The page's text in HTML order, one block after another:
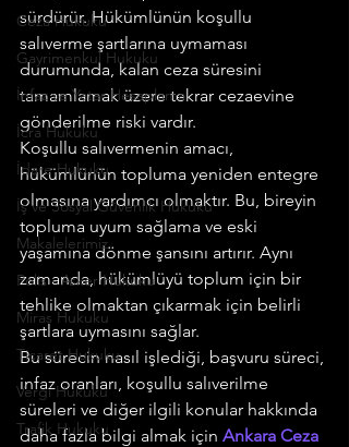
Ceza Hukuku
Gayrimenkul Hukuku
İnfaz ve Yatar Hesaplama
İcra Hukuku
İdare Hukuku
İş ve Sosyal Güvenlik Hukuku
Makalelerimiz
Polis - Asker Hukuku
Miras Hukuku
Ticaret Hukuku
Vergi Hukuku
Trafik Hukuku
sürdürür. Hükümlünün koşullu
salıverme şartlarına uymaması
durumunda, kalan ceza süresini
tamamlamak üzere tekrar cezaevine
gönderilme riski vardır.
Koşullu salıvermenin amacı,
hükümlünün topluma yeniden entegre
olmasına yardımcı olmaktır. Bu, bireyin
topluma uyum sağlama ve eski
yaşamına dönme şansını artırır. Aynı
zamanda, hükümlüyü toplum için bir
tehlike olmaktan çıkarmak için belirli
şartlara uymasını sağlar.
Bu sürecin nasıl işlediği, başvuru süreci,
infaz oranları, koşullu salıverilme
süreleri ve diğer ilgili konular hakkında
daha fazla bilgi almak için Ankara Ceza